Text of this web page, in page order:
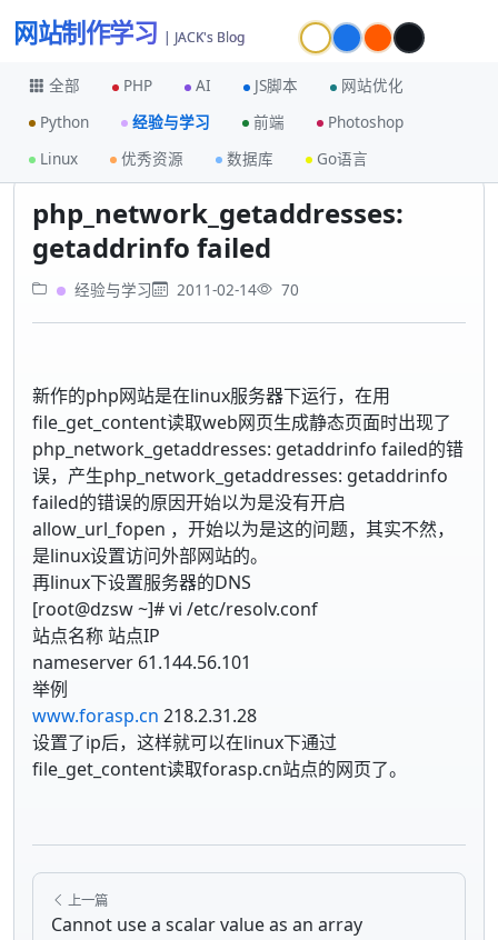
网站制作学习 | JACK's Blog
全部 PHP AI JS脚本
网站优化
Python
经验与学习 前端
Photoshop
Linux
优秀资源 数据库 Go语言
首页
经验与学习
php_network_getaddresses: getaddrinfo failed
php_network_getaddresses:
getaddrinfo failed
经验与学习 2011-02-14 70
新作的php网站是在linux服务器下运行，在用
file_get_content读取web网页生成静态页面时出现了
php_network_getaddresses: getaddrinfo failed的错
误，产生php_network_getaddresses: getaddrinfo
failed的错误的原因开始以为是没有开启
allow_url_fopen ，开始以为是这的问题，其实不然，
是linux设置访问外部网站的。
再linux下设置服务器的DNS
[root@dzsw ~]# vi /etc/resolv.conf
站点名称 站点IP
nameserver 61.144.56.101
举例
www.forasp.cn 218.2.31.28
设置了ip后，这样就可以在linux下通过
file_get_content读取forasp.cn站点的网页了。
上一篇
Cannot use a scalar value as an array